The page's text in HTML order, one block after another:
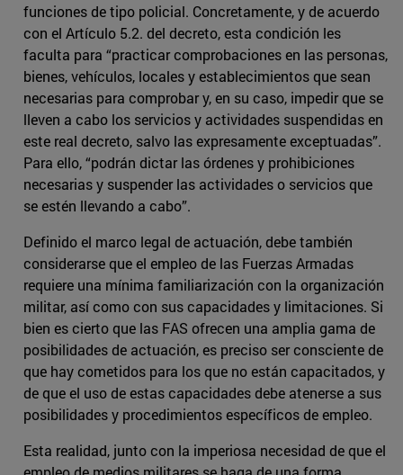
funciones de tipo policial. Concretamente, y de acuerdo
con el Artículo 5.2. del decreto, esta condición les
faculta para “practicar comprobaciones en las personas,
bienes, vehículos, locales y establecimientos que sean
necesarias para comprobar y, en su caso, impedir que se
lleven a cabo los servicios y actividades suspendidas en
este real decreto, salvo las expresamente exceptuadas”.
Para ello, “podrán dictar las órdenes y prohibiciones
necesarias y suspender las actividades o servicios que
se estén llevando a cabo”.
Definido el marco legal de actuación, debe también
considerarse que el empleo de las Fuerzas Armadas
requiere una mínima familiarización con la organización
militar, así como con sus capacidades y limitaciones. Si
bien es cierto que las FAS ofrecen una amplia gama de
posibilidades de actuación, es preciso ser consciente de
que hay cometidos para los que no están capacitados, y
de que el uso de estas capacidades debe atenerse a sus
posibilidades y procedimientos específicos de empleo.
Esta realidad, junto con la imperiosa necesidad de que el